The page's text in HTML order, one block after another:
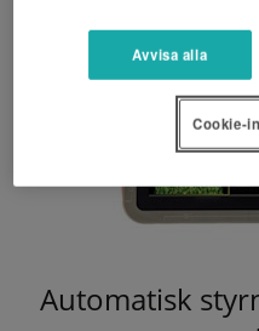
Automatisk
Avvisa alla
Cookie-